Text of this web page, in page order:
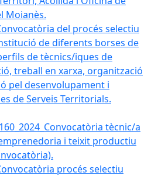
Moianès.
del procés selectiu
de diferents borses de
de tècnics/iques de
treball en xarxa, organització
pel desenvolupament i
de Serveis Territorials.
tècnic/a
i teixit productiu
procés selectiu